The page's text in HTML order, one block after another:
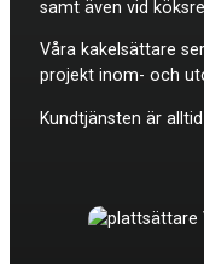
samt även vid
Våra kakelsättare
projekt inom- och
Kundtjänsten är